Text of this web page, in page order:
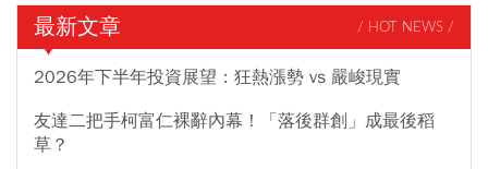
最新文章 / HOT NEWS /
2026年下半年投資展望：狂熱漲勢 vs 嚴峻現實
友達二把手柯富仁裸辭內幕！「落後群創」成最後稻
草？